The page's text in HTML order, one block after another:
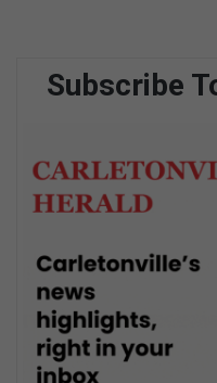
Subscribe